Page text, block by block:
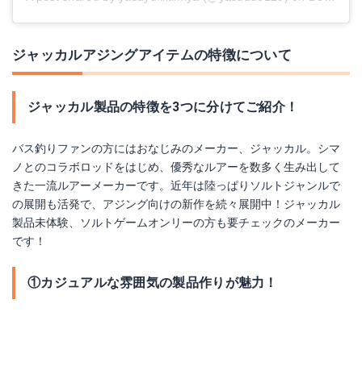
ジャッカルアジングアイテムの特徴について
ジャッカル製品の特徴を3つに分けてご紹介！
バス釣りファンの方にはおなじみのメーカー、ジャッカル。シマ
ノとのコラボロッドをはじめ、優秀なルアーを数多く生み出して
きた一流ルアーメーカーです。近年は陸っぱりソルトジャンルで
の展開も活発で、アジング向けの新作を続々展開中！ジャッカル
製品未体験、ソルトゲームオンリーの方も要チェックのメーカー
です！
①カジュアルな雰囲気の製品作りが魅力！